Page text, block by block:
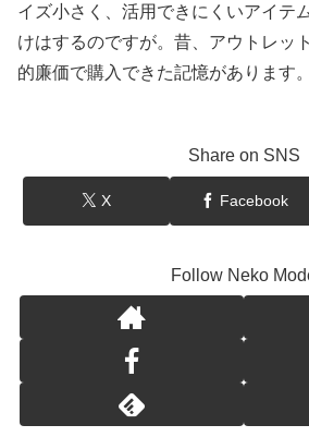
イズ小さく、活用できにくいアイテ
けはするのですが。昔、アウトレッ
的廉価で購入できた記憶があります。
Share on SNS
X Facebook
Follow Neko